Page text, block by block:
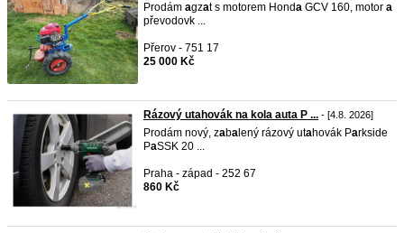
Prodám agzat s motorem Honda GCV 160, motor a
převodovk ...
Přerov - 751 17
25 000 Kč
Rázový utahovák na kola auta P ... - [4.8. 2026]
Prodám nový, zaba lený rázový utahovák Parkside
PaSSK 20 ...
Praha - západ - 252 67
860 Kč